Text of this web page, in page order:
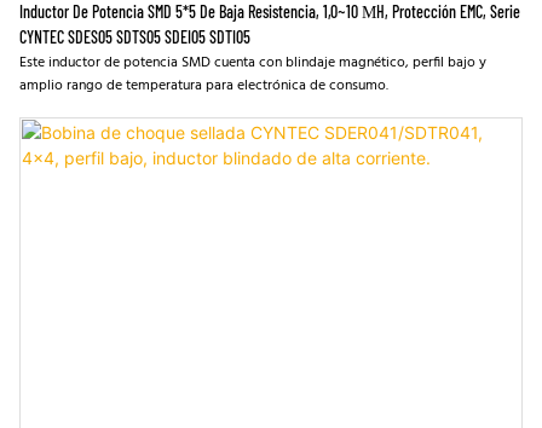
Inductor De Potencia SMD 5*5 De Baja Resistencia, 1,0~10 ΜH, Protección EMC, Serie
CYNTEC SDES05 SDTS05 SDEI05 SDTI05
Este inductor de potencia SMD cuenta con blindaje magnético, perfil bajo y
amplio rango de temperatura para electrónica de consumo.